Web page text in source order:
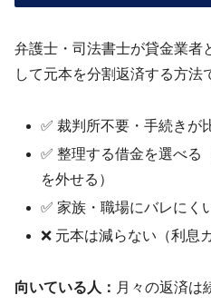
弁護士・司法書士が貸金業者
して元本を分割返済する方法
✅ 裁判所不要・手続きが
✅ 整理する借金を選べる
を外せる）
✅ 家族・職場にバレにく
❌ 元本は減らない（利息
向いている人： 月々の返済は